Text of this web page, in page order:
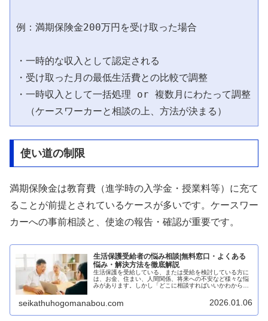
例：満期保険金200万円を受け取った場合
・一時的な収入として認定される
・受け取った月の最低生活費との比較で調整
・一時収入として一括処理 or 複数月にわたって調整
使い道の制限
満期保険金は教育費（進学時の入学金・授業料等）に充て
ることが前提とされているケースが多いです。ケースワー
カーへの事前相談と、使途の報告・確認が重要です。
生活保護受給者の悩み相談|無料窓口・よくある
悩み・解決方法を徹底解説
生活保護を受給している、または受給を検討している方に
は、お金、住まい、人間関係、将来への不安など様々な悩
みがあります。しかし「どこに相談すればいいかわからな
seikathuhogomanabou.com 2026.01.06